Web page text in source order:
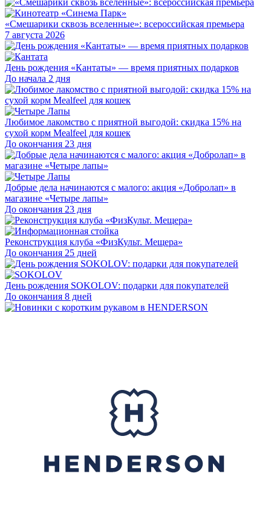
«Смешарики сквозь вселенные»: всероссийская премьера
7 августа 2026
День рождения «Кантаты» — время приятных подарков
До начала 2 дня
Любимое лакомство с приятной выгодой: скидка 15% на
сухой корм Mealfeel для кошек
До окончания 23 дня
Добрые дела начинаются с малого: акция «Добролап» в
магазине «Четыре лапы»
До окончания 23 дня
Реконструкция клуба «ФизКульт. Мещера»
До окончания 25 дней
День рождения SOKOLOV: подарки для покупателей
До окончания 8 дней